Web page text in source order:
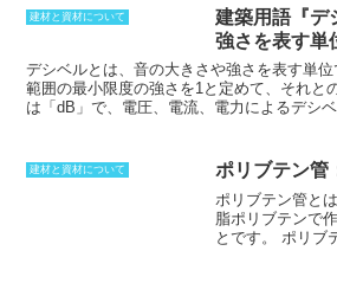
すのこ状のパネ
ル」と呼び、区
デッキに使用す
イタウバ、ウリ
耐蟻性、耐菌性
木材です。これ
注入したハンデ
などの特殊加工
ります。
建材と資材について
建築用語『デ
強さを表す単
デシベルとは、音の大きさや強さを表す単位
範囲の最小限度の強さを1と定めて、それと
は 「dB」で、電圧、電流、電力によるデシ
10log10（出力電力／入力電力）［dB］」通
位が一般的に使用されています。増幅器が何
合、全体の利得計算が簡単になるという理
建材と資材について ポリブテン管
ポリブテン管と
脂ポリブテンで
とです。
ポリブ